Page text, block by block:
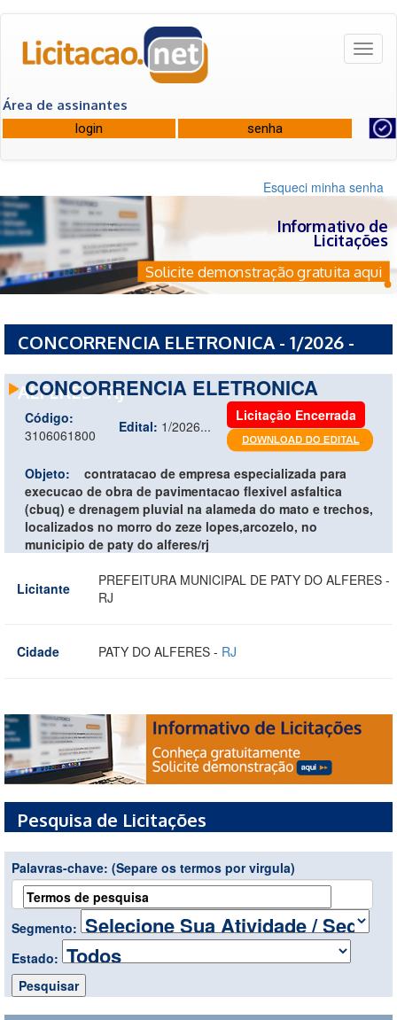
Área de assinantes
Esqueci minha senha
Informativo de
Licitações
Solicite demonstração gratuita aqui
CONCORRENCIA ELETRONICA - 1/2026 -
ALFERES - RJ
CONCORRENCIA ELETRONICA
Código:
3106061800
Edital: 1/2026...
Licitação Encerrada
Objeto:
contratacao de empresa especializada para
execucao de obra de pavimentacao flexivel asfaltica
(cbuq) e drenagem pluvial na alameda do mato e trechos,
localizados no morro do zeze lopes,arcozelo, no
municipio de paty do alferes/rj
Licitante
PREFEITURA MUNICIPAL DE PATY DO ALFERES -
RJ
Cidade PATY DO ALFERES - RJ
Pesquisa de Licitações
Palavras-chave: (Separe os termos por virgula)
Segmento:
Estado: